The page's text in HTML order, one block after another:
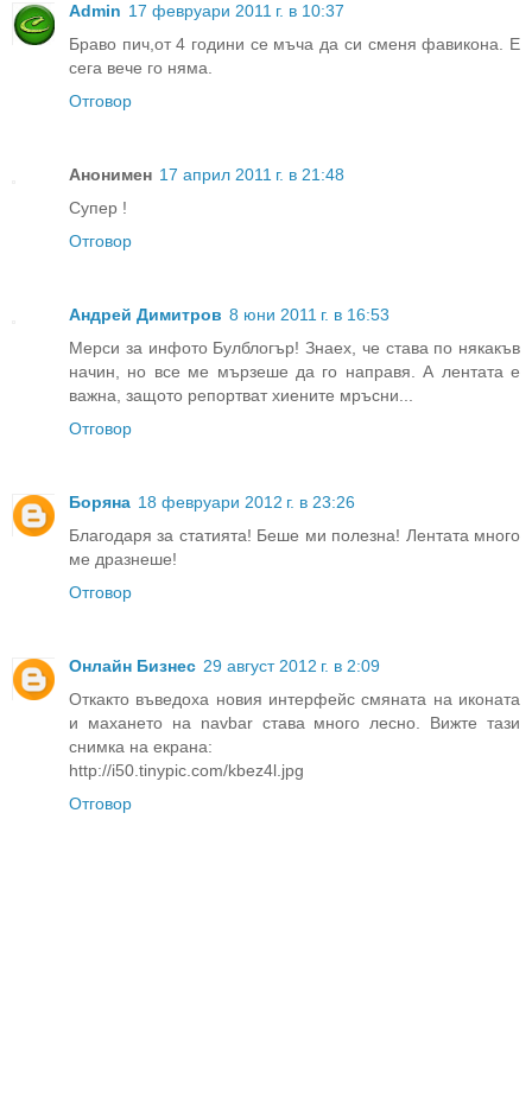
Admin 17 февруари 2011 г. в 10:37
Браво пич,от 4 години се мъча да си сменя фавикона. Е
сега вече го няма.
Отговор
Анонимен 17 април 2011 г. в 21:48
Супер !
Отговор
Андрей Димитров 8 юни 2011 г. в 16:53
Мерси за инфото Булблогър! Знаех, че става по някакъв
начин, но все ме мързеше да го направя. А лентата е
важна, защото репортват хиените мръсни...
Отговор
Боряна 18 февруари 2012 г. в 23:26
Благодаря за статията! Беше ми полезна! Лентата много
ме дразнеше!
Отговор
Онлайн Бизнес 29 август 2012 г. в 2:09
Откакто въведоха новия интерфейс смяната на иконата
и махането на navbar става много лесно. Вижте тази
снимка на екрана:
http://i50.tinypic.com/kbez4l.jpg
Отговор